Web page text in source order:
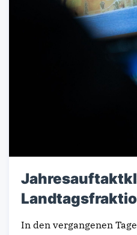
In den vergangenen